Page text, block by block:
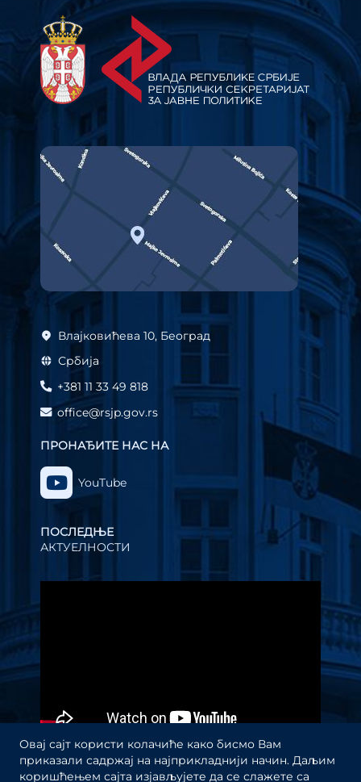
Влајковићева 10, Београд
Србија
+381 11 33 49 818
office@rsjp.gov.rs
ПРОНАЂИТЕ НАС НА
YouTube
ПОСЛЕДЊЕ
АКТУЕЛНОСТИ
видео
Овај сајт користи колачиће како бисмо Вам
приказали садржај на најприкладнији начин. Даљим
коришћењем сајта изјављујете да се слажете са